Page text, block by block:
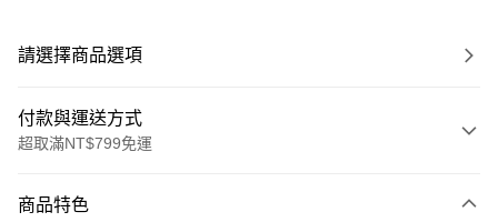
請選擇商品選項
付款與運送方式
超取滿NT$799免運
信用卡一次付款
商品特色